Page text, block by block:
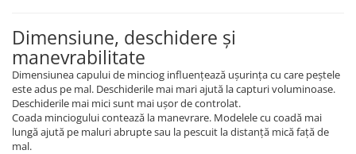
Dimensiune, deschidere și
manevrabilitate
Dimensiunea capului de minciog influențează ușurința cu care peștele
este adus pe mal. Deschiderile mai mari ajută la capturi voluminoase.
Deschiderile mai mici sunt mai ușor de controlat.
Coada minciogului contează la manevrare. Modelele cu coadă mai
lungă ajută pe maluri abrupte sau la pescuit la distanță mică față de
mal.